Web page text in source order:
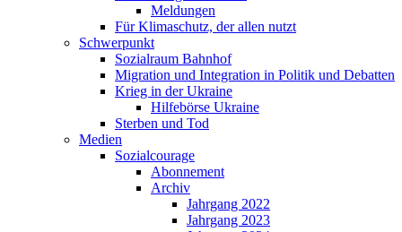
Meldungen
Für Klimaschutz, der allen nutzt
Schwerpunkt
Sozialraum Bahnhof
Migration und Integration in Politik und Debatten
Krieg in der Ukraine
Hilfebörse Ukraine
Sterben und Tod
Medien
Sozialcourage
Abonnement
Archiv
Jahrgang 2022
Jahrgang 2023